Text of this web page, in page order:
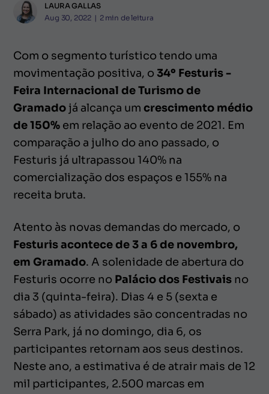
LAURA GALLAS
Aug 30, 2022 | 2 min de leitura
Com o segmento turístico tendo uma
movimentação positiva, o34º Festuris -
Feira Internacional de Turismo de
Gramado já alcança umcrescimento médio
de 150% em relação ao evento de 2021. Em
comparação a julho do ano passado, o
Festuris já ultrapassou 140% na
comercialização dos espaços e 155% na
receita bruta.
Atento às novas demandas do mercado, o
Festuris acontece de 3 a 6 de novembro,
em Gramado. A solenidade de abertura do
Festuris ocorre no Palácio dos Festivaisno
dia 3 (quinta-feira). Dias 4 e 5 (sexta e
sábado) as atividades são concentradas no
Serra Park, já no domingo, dia 6, os
participantes retornam aos seus destinos.
Neste ano, a estimativa é de atrair mais de 12
mil participantes, 2.500 marcas em